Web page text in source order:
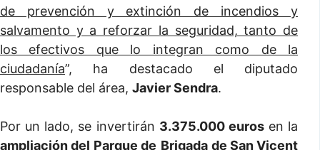
de prevención y extinción de incendios y
salvamento y a reforzar la seguridad, tanto de
los efectivos que lo integran como de la
ciudadanía”, ha destacado el diputado
responsable del área, Javier Sendra.
Por un lado, se invertirán 3.375.000 eurosen la
ampliación del Parque de Brigada de San Vicent